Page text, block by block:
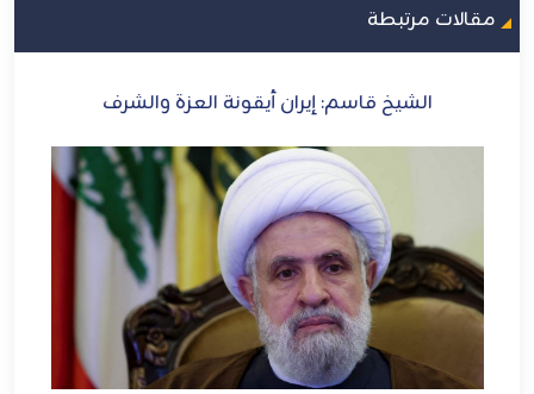
مقالات مرتبطة
الشيخ قاسم: إيران أيقونة العزة والشرف